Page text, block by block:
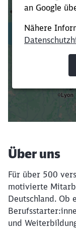
Verkürze
Über uns
Für über 500
motivierte
Deutschland. Ob
und